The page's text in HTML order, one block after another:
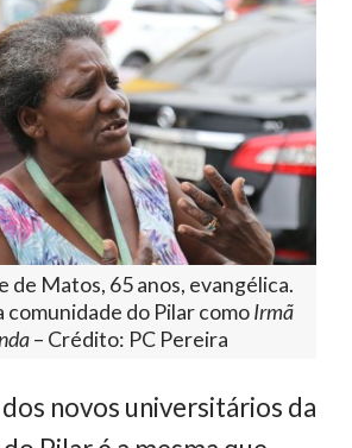
de Matos, 65 anos, evangélica.
comunidade do Pilar comoIrmã
– Crédito: PC Pereira
novos universitários da